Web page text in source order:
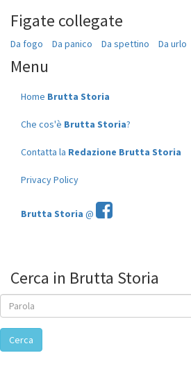
Figate collegate
Da fogo Da panico Da spettino Da urlo
Menu
Home Brutta Storia
Che cos'è Brutta Storia?
Contatta la Redazione Brutta Storia
Privacy Policy
Brutta Storia @
Cerca in Brutta Storia
Cerca